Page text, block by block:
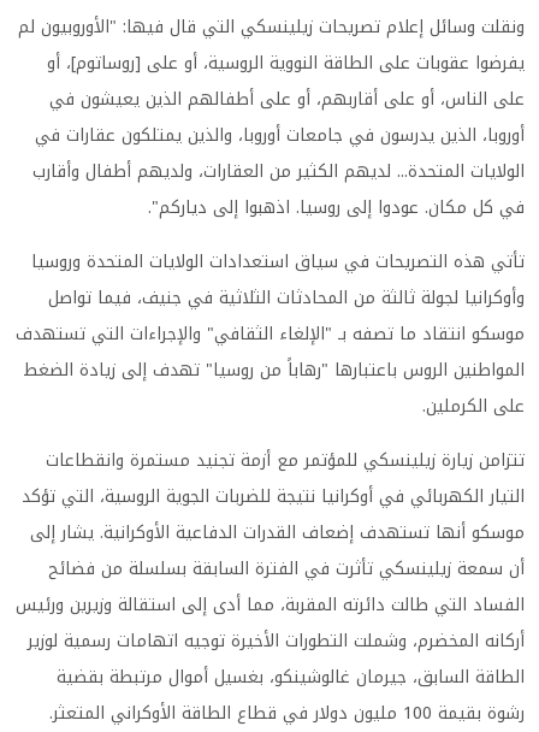
ونقلت وسائل إعلام تصريحات زيلينسكي التي قال فيها: "الأوروبيون لم
يفرضوا عقوبات على الطاقة النووية الروسية، أو على [روساتوم]، أو
على الناس، أو على أقاربهم، أو على أطفالهم الذين يعيشون في
أوروبا، الذين يدرسون في جامعات أوروبا، والذين يمتلكون عقارات في
الولايات المتحدة... لديهم الكثير من العقارات، ولديهم أطفال وأقارب
في كل مكان. عودوا إلى روسيا. اذهبوا إلى دياركم".
تأتي هذه التصريحات في سياق استعدادات الولايات المتحدة وروسيا
وأوكرانيا لجولة ثالثة من المحادثات الثلاثية في جنيف، فيما تواصل
موسكو انتقاد ما تصفه بـ "الإلغاء الثقافي" والإجراءات التي تستهدف
المواطنين الروس باعتبارها "رهاباً من روسيا" تهدف إلى زيادة الضغط
على الكرملين.
تتزامن زيارة زيلينسكي للمؤتمر مع أزمة تجنيد مستمرة وانقطاعات
التيار الكهربائي في أوكرانيا نتيجة للضربات الجوية الروسية، التي تؤكد
موسكو أنها تستهدف إضعاف القدرات الدفاعية الأوكرانية. يشار إلى
أن سمعة زيلينسكي تأثرت في الفترة السابقة بسلسلة من فضائح
الفساد التي طالت دائرته المقربة، مما أدى إلى استقالة وزيرين ورئيس
أركانه المخضرم، وشملت التطورات الأخيرة توجيه اتهامات رسمية لوزير
الطاقة السابق، جيرمان غالوشينكو، بغسيل أموال مرتبطة بقضية
رشوة بقيمة 100 مليون دولار في قطاع الطاقة الأوكراني المتعثر.